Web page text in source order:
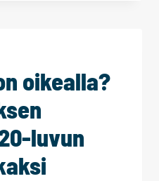
oikealla?
luvun